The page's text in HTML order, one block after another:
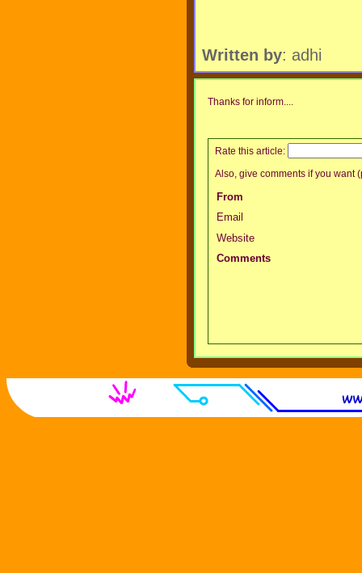
Written by: adhi
Thanks for inform....
Rate this article:
Also, give comments if you want
From
Email
Website
Comments